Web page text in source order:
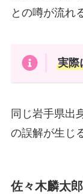
との噂が流れ
実際
同じ岩手県出
の誤解が生じ
佐々木麟太